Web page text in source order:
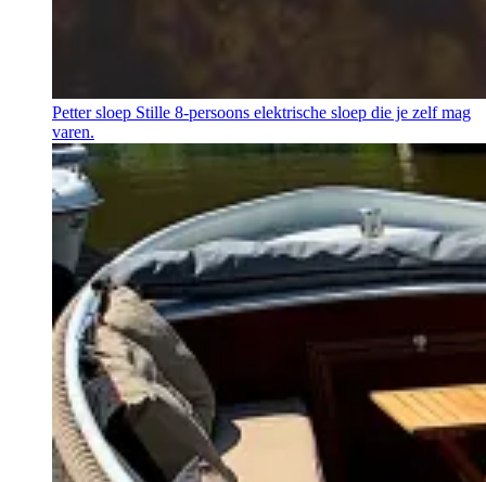
Petter sloep Stille 8-persoons elektrische sloep die je zelf mag
varen.